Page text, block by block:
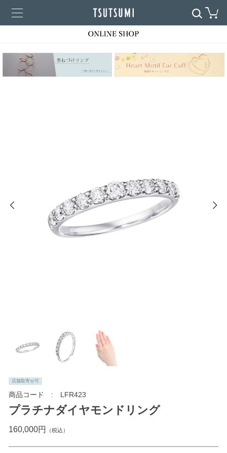
店舗取寄せ可
商品コード LFR423
プラチナダイヤモンドリング
160,000円 （税込）